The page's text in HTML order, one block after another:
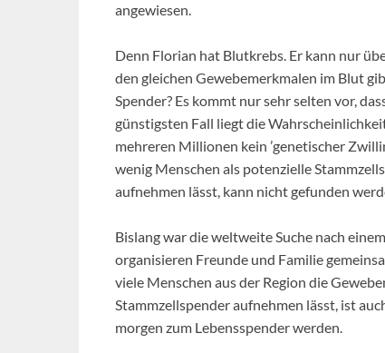
angewiesen.
Denn Florian hat Blutkrebs. Er kann nur
den gleichen Gewebemerkmalen im Blut
Spender? Es kommt nur sehr selten vor,
günstigsten Fall liegt die
mehreren Millionen kein ’genetischer
wenig Menschen als potenzielle
aufnehmen lässt, kann nicht gefunden
Bislang war die weltweite Suche nach
organisieren Freunde und Familie
viele Menschen aus der Region die
Stammzellspender aufnehmen lässt, ist
morgen zum Lebensspender werden.